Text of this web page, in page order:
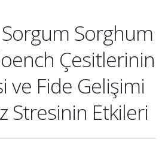
Sorgum Sorghum
Çesitlerinin
ve Fide Gelişimi
Stresinin Etkileri